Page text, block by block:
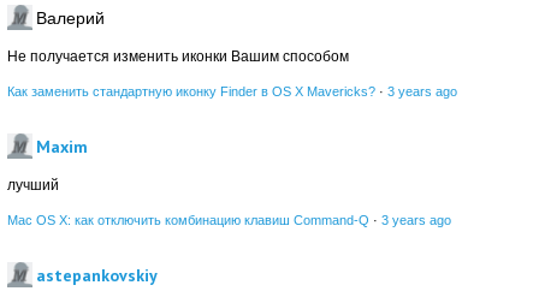
Валерий
Не получается изменить иконки Вашим способом
Как заменить стандартную иконку Finder в OS X Mavericks? · 3 years ago
Maxim
лучший
Mac OS X: как отключить комбинацию клавиш Command-Q · 3 years ago
astepankovskiy